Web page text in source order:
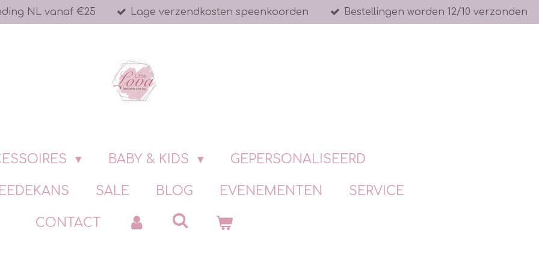
NL vanaf €25 Lage verzendkosten speenkoorden Bestellingen worden 12/10 verzonden
BABY & KIDS GEPERSONALISEERD
SALE BLOG EVENEMENTEN SERVICE
CONTACT